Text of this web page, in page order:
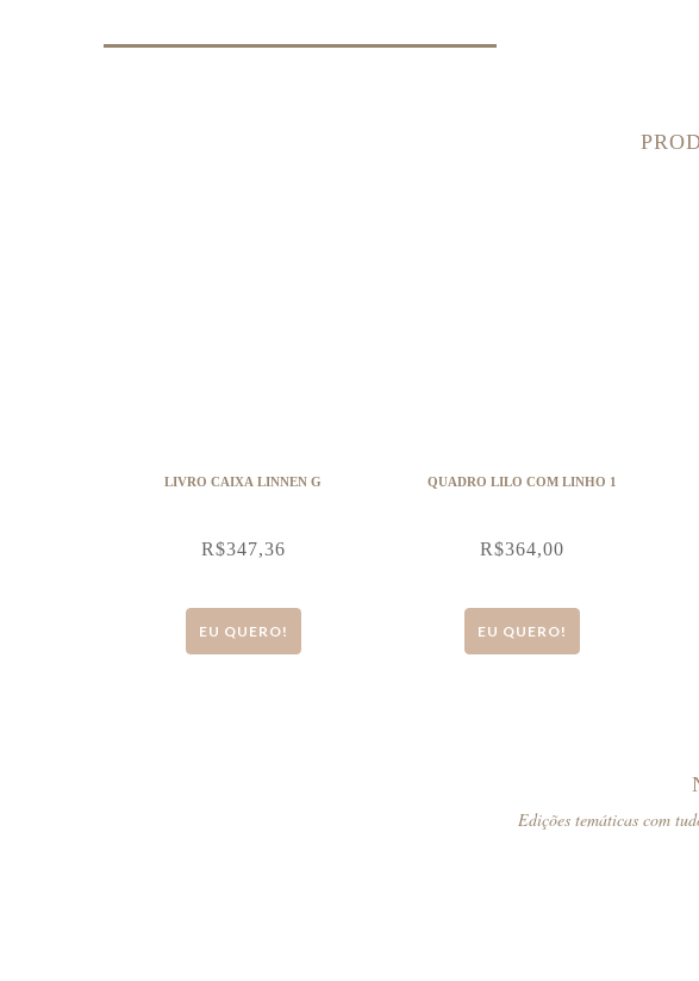
LIVRO CAIXA LINNEN G
R$347,36
EU QUERO!
QUADRO LILO COM LINHO 1
R$364,00
EU QUERO!
Edições temáticas com